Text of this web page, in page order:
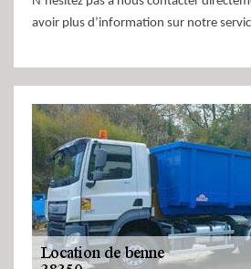
avoir plus d’information sur notre